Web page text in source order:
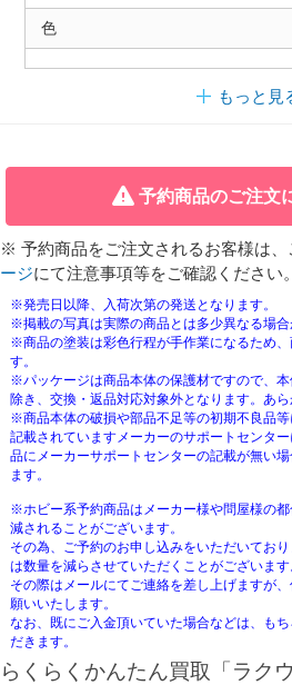
色
もっと見
予約商品のご注文
※ 予約商品をご注文されるお客様は、
ージにて注意事項等をご確認ください。
※発売日以降、入荷次第の発送となります。
※掲載の写真は実際の商品とは多少異なる場合
※商品の塗装は彩色行程が手作業になるため
す。
※パッケージは商品本体の保護材ですので、
除き、交換・返品対応対象外となります。あら
※商品本体の破損や部品不足等の初期不良品
記載されていますメーカーのサポートセンタ
品にメーカーサポートセンターの記載が無い
ます。
※ホビー系予約商品はメーカー様や問屋様の
減されることがございます。
その為、ご予約のお申し込みをいただいてお
は数量を減らさせていただくことがございます
その際はメールにてご連絡を差し上げますが
願いいたします。
なお、既にご入金頂いていた場合などは、も
だきます。
らくらくかんたん買取「ラクウ